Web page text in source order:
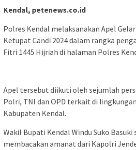
Kendal, petenews.co.id
Polres Kendal melaksanakan Apel
Ketupat Candi 2024 dalam rangka
Fitri 1445 Hijriah di halaman Polres
Apel tersebut diikuti oleh sejumlah
Polri, TNI dan OPD terkait di
Kabupaten Kendal.
Wakil Bupati Kendal Windu Suko
membacakan amanat dari Kapolri